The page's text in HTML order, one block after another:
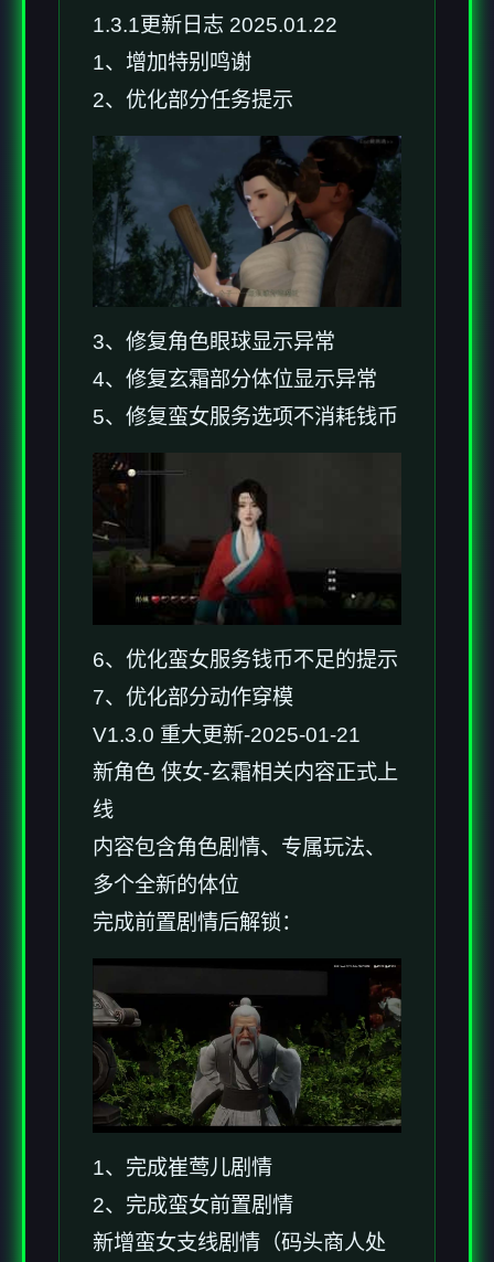
1.3.1更新日志 2025.01.22
1、增加特别鸣谢
2、优化部分任务提示
3、修复角色眼球显示异常
4、修复玄霜部分体位显示异常
5、修复蛮女服务选项不消耗钱币
6、优化蛮女服务钱币不足的提示
7、优化部分动作穿模
V1.3.0 重大更新-2025-01-21
新角色 侠女-玄霜相关内容正式上
线
内容包含角色剧情、专属玩法、
多个全新的体位
完成前置剧情后解锁：
1、完成崔莺儿剧情
2、完成蛮女前置剧情
新增蛮女支线剧情（码头商人处